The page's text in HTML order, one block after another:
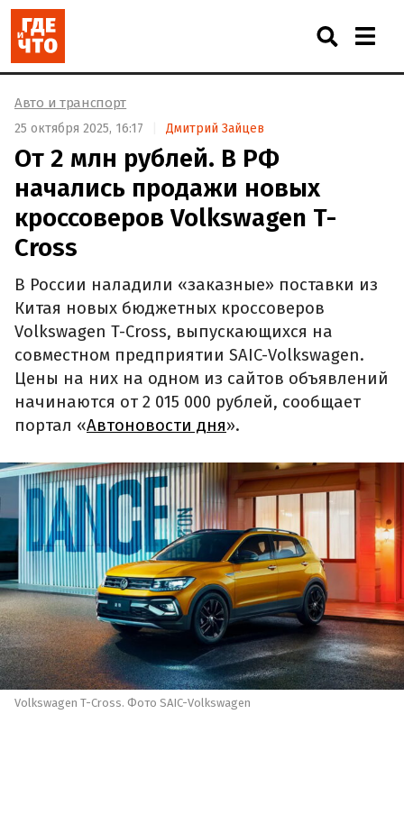
Авто и транспорт
25 октября 2025, 16:17 Дмитрий Зайцев
От 2 млн рублей. В РФ
начались продажи новых
кроссоверов Volkswagen T-
Cross
В России наладили «заказные» поставки из
Китая новых бюджетных кроссоверов
Volkswagen T-Cross, выпускающихся на
совместном предприятии SAIC-Volkswagen.
Цены на них на одном из сайтов объявлений
начинаются от 2 015 000 рублей, сообщает
портал «Автоновости дня».
Volkswagen T-Cross. Фото SAIC-Volkswagen